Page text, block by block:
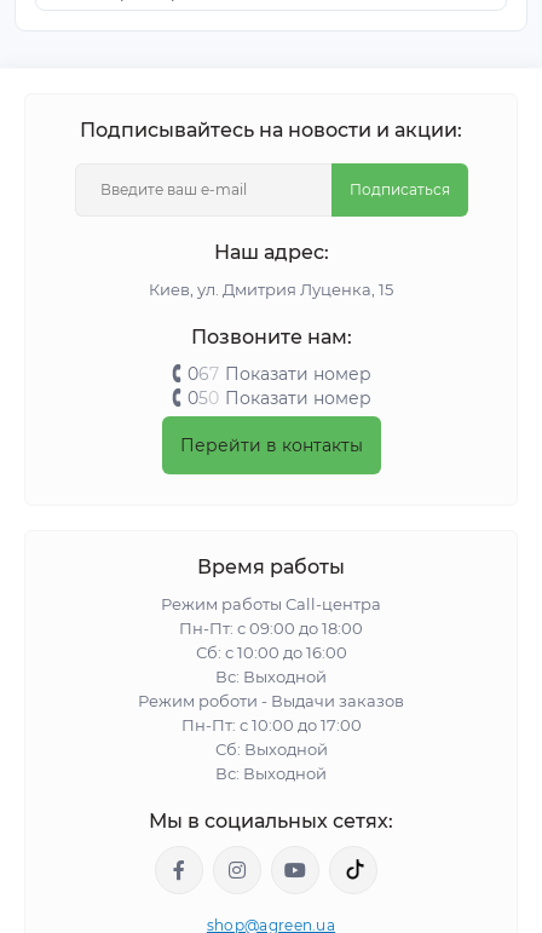
Подписывайтесь на новости и акции:
Подписаться
Наш адрес:
Киeв, ул. Дмитрия Луценка, 15
Позвоните нам:
067 Показати номер
050 Показати номер
Перейти в контакты
Время работы
Режим работы Call-центра
Пн-Пт: с 09:00 до 18:00
Сб: с 10:00 до 16:00
Вс: Выходной
Режим роботи - Выдачи заказов
Пн-Пт: с 10:00 до 17:00
Сб: Выходной
Вс: Выходной
Мы в социальных сетях:
shop@agreen.ua